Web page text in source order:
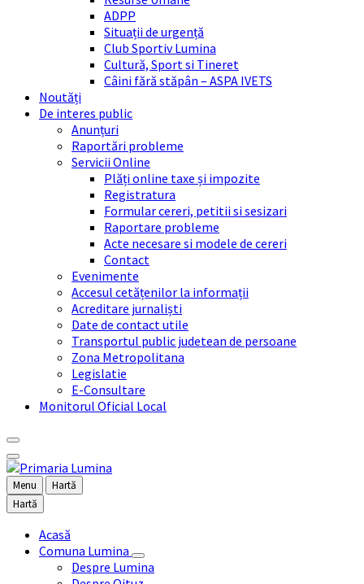
ADPP
Situații de urgență
Club Sportiv Lumina
Cultură, Sport si Tineret
Câini fără stăpân – ASPA IVETS
Noutăți
De interes public
Anunțuri
Raportări probleme
Servicii Online
Plăți online taxe și impozite
Registratura
Formular cereri, petitii si sesizari
Raportare probleme
Acte necesare si modele de cereri
Contact
Evenimente
Accesul cetățenilor la informații
Acreditare jurnaliști
Date de contact utile
Transportul public judetean de persoane
Zona Metropolitana
Legislatie
E-Consultare
Monitorul Oficial Local
Menu
Hartă
Hartă
Acasă
Comuna Lumina
Despre Lumina